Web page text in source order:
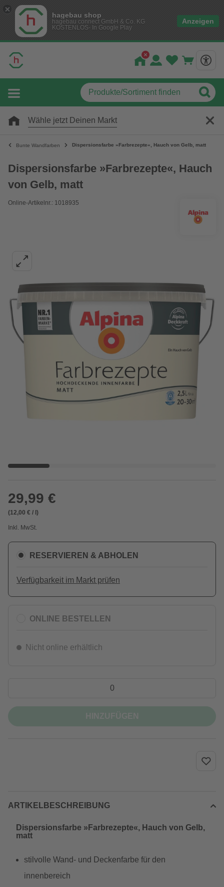
hagebau shop
hagebau connect GmbH & Co. KG
KOSTENLOS- In Google Play
Anzeigen
Wähle jetzt Deinen Markt
Bunte Wandfarben Dispersionsfarbe »Farbrezepte«, Hauch von Gelb, matt
Dispersionsfarbe »Farbrezepte«, Hauch
von Gelb, matt
Online-Artikelnr.: 1018935
29,99 €
(12,00 € / l)
Inkl. MwSt.
RESERVIEREN & ABHOLEN
Verfügbarkeit im Markt prüfen
ONLINE BESTELLEN
Nicht online erhältlich
ARTIKELBESCHREIBUNG
Dispersionsfarbe »Farbrezepte«, Hauch von Gelb,
matt
stilvolle Wand- und Deckenfarbe für den
innenbereich